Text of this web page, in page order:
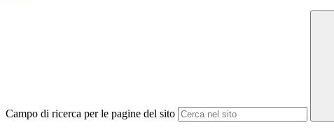
Campo di ricerca per le pagine del sito